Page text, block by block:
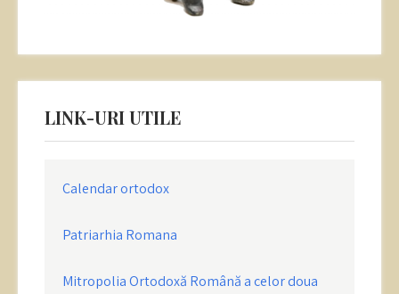
LINK-URI UTILE
Calendar ortodox
Patriarhia Romana
Mitropolia Ortodoxă Română a celor doua